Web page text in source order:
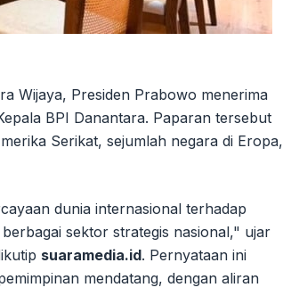
Wijaya, Presiden Prabowo menerima
BPI Danantara. Paparan tersebut
Serikat, sejumlah negara di Eropa,
dunia internasional terhadap
sektor strategis nasional," ujar
suaramedia.id. Pernyataan ini
mendatang, dengan aliran